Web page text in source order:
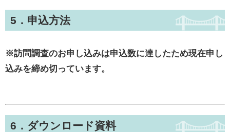
5．申込方法
※訪問調査のお申し込みは申込数に達したため現在申し
込みを締め切っています。
6．ダウンロード資料